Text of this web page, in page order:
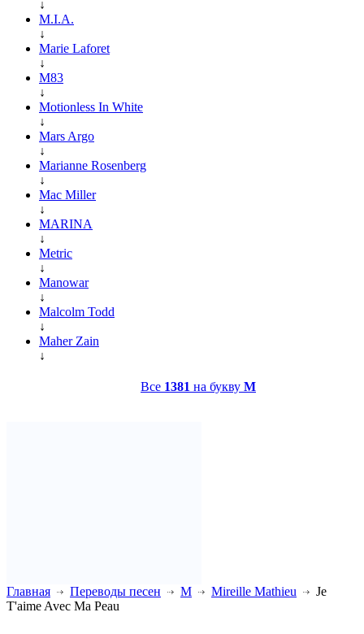
↓
M.I.A.
↓
Marie Laforet
↓
M83
↓
Motionless In White
↓
Mars Argo
↓
Marianne Rosenberg
↓
Mac Miller
↓
MARINA
↓
Metric
↓
Manowar
↓
Malcolm Todd
↓
Maher Zain
↓
Все 1381 на букву M
Главная Переводы песен M Mireille Mathieu
Je
T'aime Avec Ma Peau